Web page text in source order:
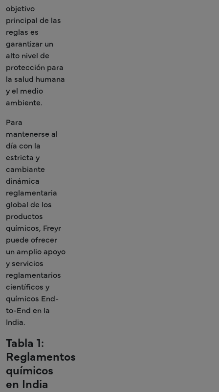
objetivo
principal de las
reglas es
garantizar un
alto nivel de
protección para
la salud humana
y el medio
ambiente.
Para
mantenerse al
día con la
estricta y
cambiante
dinámica
reglamentaria
global de los
productos
químicos, Freyr
puede ofrecer
un amplio apoyo
y servicios
reglamentarios
científicos y
químicos End-
to-End en la
India.
Tabla 1:
Reglamentos
químicos
en India